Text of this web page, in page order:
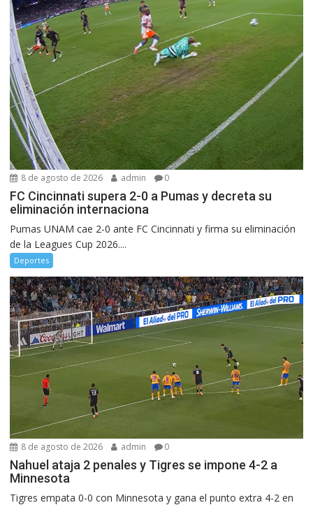
8 de agosto de 2026 admin 0
FC Cincinnati supera 2-0 a Pumas y decreta su
eliminación internaciona
Pumas UNAM cae 2-0 ante FC Cincinnati y firma su eliminación
de la Leagues Cup 2026....
Deportes
8 de agosto de 2026 admin 0
Nahuel ataja 2 penales y Tigres se impone 4-2 a
Minnesota
Tigres empata 0-0 con Minnesota y gana el punto extra 4-2 en